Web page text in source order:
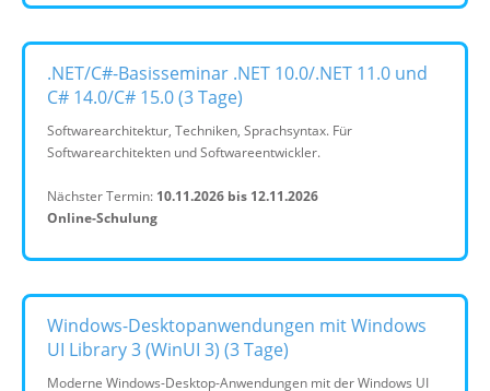
.NET/C#-Basisseminar .NET 10.0/.NET 11.0 und
C# 14.0/C# 15.0 (3 Tage)
Softwarearchitektur, Techniken, Sprachsyntax. Für
Softwarearchitekten und Softwareentwickler.
Nächster Termin: 10.11.2026 bis 12.11.2026
Online-Schulung
Windows-Desktopanwendungen mit Windows
UI Library 3 (WinUI 3) (3 Tage)
Moderne Windows-Desktop-Anwendungen mit der Windows UI